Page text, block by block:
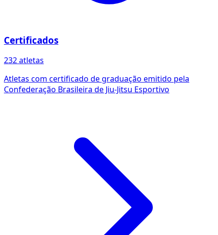
Certificados
232 atletas
Atletas com certificado de graduação emitido pela
Confederação Brasileira de Jiu-Jitsu Esportivo